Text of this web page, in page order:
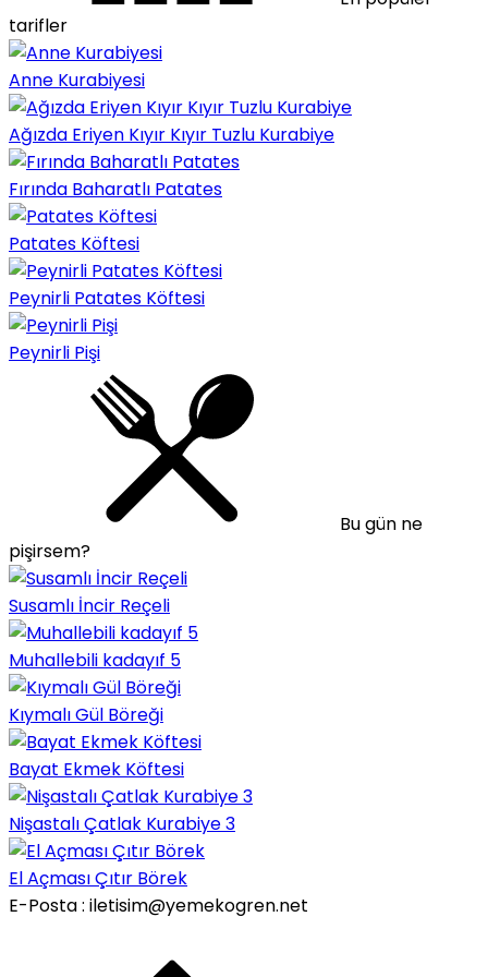
tarifler
Anne Kurabiyesi
Ağızda Eriyen Kıyır Kıyır Tuzlu Kurabiye
Fırında Baharatlı Patates
Patates Köftesi
Peynirli Patates Köftesi
Peynirli Pişi
Bu gün ne
pişirsem?
Susamlı İncir Reçeli
Muhallebili kadayıf 5
Kıymalı Gül Böreği
Bayat Ekmek Köftesi
Nişastalı Çatlak Kurabiye 3
El Açması Çıtır Börek
E-Posta : iletisim@yemekogren.net